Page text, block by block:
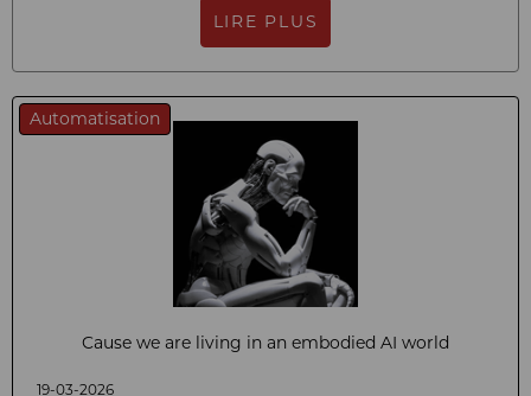
LIRE PLUS
Automatisation
Cause we are living in an embodied AI world
19-03-2026